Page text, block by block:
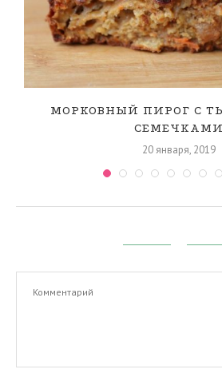
МОРКОВНЫЙ ПИРОГ С
СЕМЕЧКАМИ
20 января, 2019